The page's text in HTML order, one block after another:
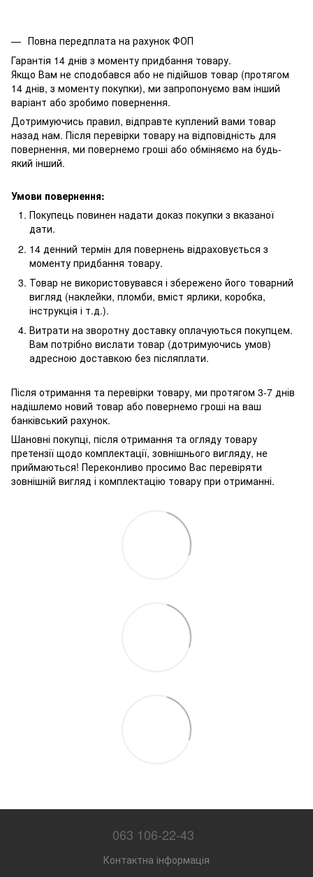
Повна передплата на рахунок ФОП
Гарантія 14 днів з моменту придбання товару.
Якщо Вам не сподобався або не підійшов товар (протягом
14 днів, з моменту покупки), ми запропонуємо вам інший
варіант або зробимо повернення.
Дотримуючись правил, відправте куплений вами товар
назад нам. Після перевірки товару на відповідність для
повернення, ми повернемо гроші або обміняємо на будь-
який інший.
Умови повернення:
Покупець повинен надати доказ покупки з вказаної
дати.
14 денний термін для повернень відраховується з
моменту придбання товару.
Товар не використовувався і збережено його товарний
вигляд (наклейки, пломби, вміст ярлики, коробка,
інструкція і т.д.).
Витрати на зворотну доставку оплачуються покупцем.
Вам потрібно вислати товар (дотримуючись умов)
адресною доставкою без післяплати.
Після отримання та перевірки товару, ми протягом 3-7 днів
надішлемо новий товар або повернемо гроші на ваш
банківський рахунок.
Шановні покупці, після отримання та огляду товару
претензії щодо комплектації, зовнішнього вигляду, не
приймаються! Переконливо просимо Вас перевіряти
зовнішній вигляд і комплектацію товару при отриманні.
063 106-22-43
Контактна інформація